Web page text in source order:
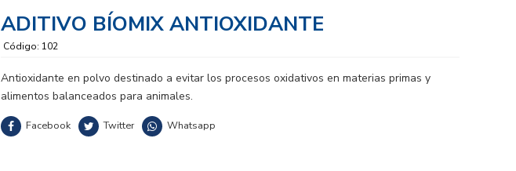
ADITIVO BÍOMIX ANTIOXIDANTE
Código: 102
Antioxidante en polvo destinado a evitar los procesos oxidativos en materias primas y
alimentos balanceados para animales.
Facebook Twitter Whatsapp